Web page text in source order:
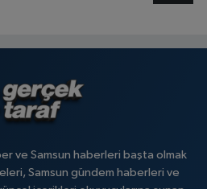
ve Samsun haberleri başta olmak
Samsun gündem haberleri ve